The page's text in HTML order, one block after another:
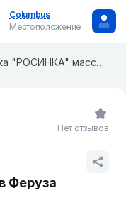
Columbus
Местоположение
Аптека "РОСИНКА" массив Феруза
Феруза
Нет отзывов